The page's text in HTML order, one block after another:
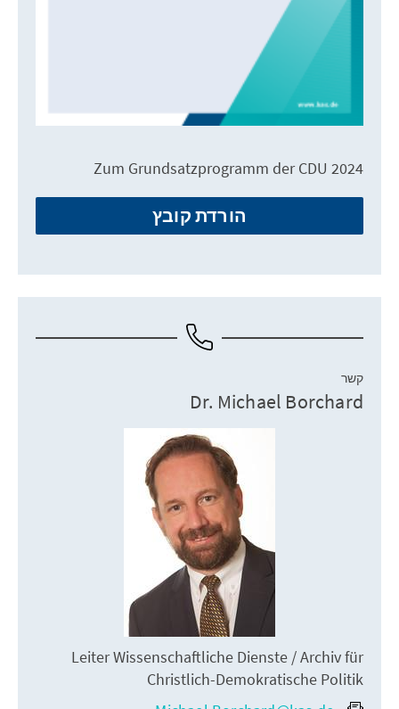
Zum Grundsatzprogramm der CDU 2024
הורדת קובץ
קשר
Dr. Michael Borchard
Leiter Wissenschaftliche Dienste / Archiv für
Christlich-Demokratische Politik